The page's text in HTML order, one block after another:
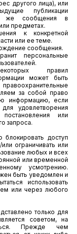
другого лица), или
публикации
же сообщения в
предметах.
к конкретной
или ее теме.
сообщения.
персональные
правил
может быть
за собой право
информацию, если
удовлетворения
или
запроса.
доступ
ограничивать или
любых и всех
или временной
усмотрению.
быть уведомлен и
использовать
или через любого
только для
советом, на
Прежде чем